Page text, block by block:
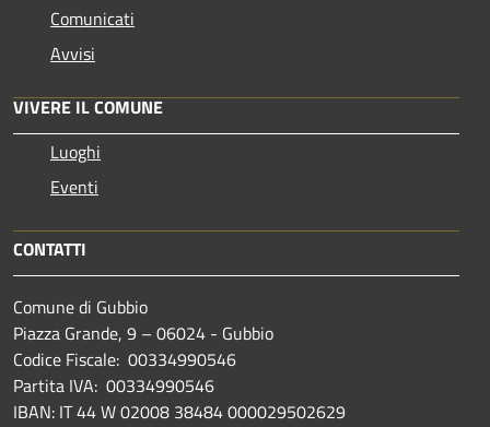
Comunicati
Avvisi
VIVERE IL COMUNE
Luoghi
Eventi
CONTATTI
Comune di Gubbio
Piazza Grande, 9 – 06024 - Gubbio
Codice Fiscale: 00334990546
Partita IVA: 00334990546
IBAN: IT 44 W 02008 38484 000029502629